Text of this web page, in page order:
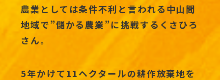
農業としては条件不利と言われる中山間
地域で”儲かる農業”に挑戦するくさひろ
さん。
5年かけて11ヘクタールの耕作放棄地を